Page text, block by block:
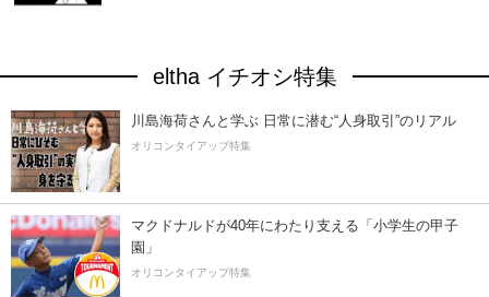
eltha イチオシ特集
川島海荷さんと学ぶ 日常に潜む“人身取引”のリアル
オリコンタイアップ特集
マクドナルドが40年にわたり支える「小学生の甲子
園」
オリコンタイアップ特集